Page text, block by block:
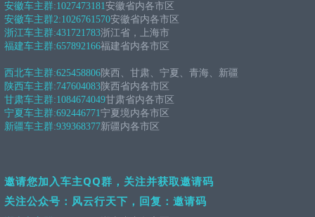
安徽车主群:1027473181安徽省内各市区
安徽车主群2:1026761570安徽省内各市区
浙江车主群:431721783浙江省，上海市
福建车主群:657892166福建省内各市区
西北车主群:625458806陕西、甘肃、宁夏、青海、新疆
陕西车主群:747604083陕西省内各市区
甘肃车主群:1084674049甘肃省内各市区
宁夏车主群:692446771宁夏境内各市区
新疆车主群:939368377新疆内各市区
邀请您加入车主QQ群，关注并获取邀请码
关注公众号：风云行天下，回复：邀请码